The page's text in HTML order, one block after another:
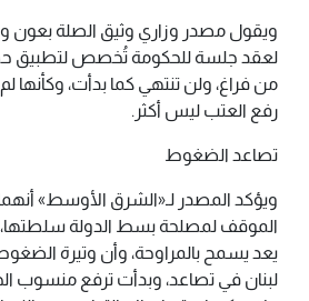
ويقول مصدر وزاري وثيق الصلة بعون
لعقد جلسة للحكومة تُخصص لتطبيق
من فراغ، ولن تنتهي كما بدأت،
رفع العتب ليس أكثر.
تصاعد الضغوط
ويؤكد المصدر لـ«الشرق الأوسط»
الموقف لمصلحة بسط الدولة سلطتها،
يعد يسمح بالمراوحة، وأن وتيرة
لبنان في تصاعد، وبدأت ترفع منسوب